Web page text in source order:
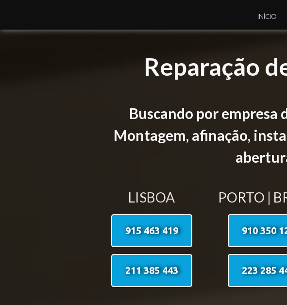
INÍCIO
Reparação
Buscando por empresa
Montagem, afinação,
LISBOA
915 463 419
211 385 443
PORTO |
910 350
223 285